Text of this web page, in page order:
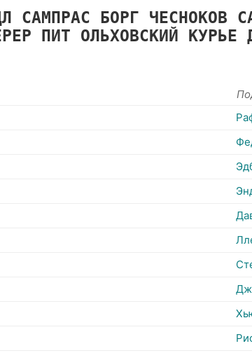
САМПРАС БОРГ ЧЕСНОКОВ
ПИТ ОЛЬХОВСКИЙ КУРЬЕ